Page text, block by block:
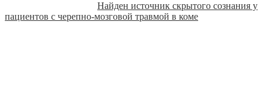
Найден источник скрытого сознания у
пациентов с черепно-мозговой травмой в коме